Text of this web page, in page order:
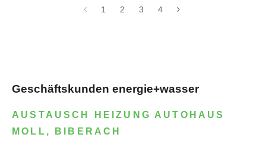
1 2 3 4
Geschäftskunden energie+wasser
AUSTAUSCH HEIZUNG AUTOHAUS
MOLL, BIBERACH